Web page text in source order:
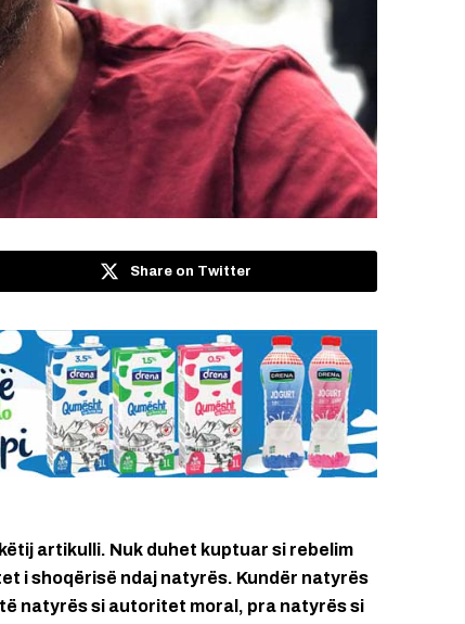
Share on Twitter
artikulli. Nuk duhet kuptuar si rebelim
i shoqërisë ndaj natyrës. Kundër natyrës
natyrës si autoritet moral, pra natyrës si